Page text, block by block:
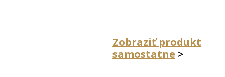
Zobraziť produkt
samostatne >